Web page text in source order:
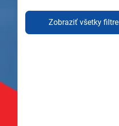
Zobraziť všetky filtre